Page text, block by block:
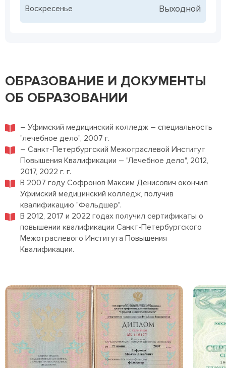
Воскресенье Выходной
ОБРАЗОВАНИЕ И ДОКУМЕНТЫ
ОБ ОБРАЗОВАНИИ
– Уфимский медицинский колледж – специальность
"лечебное дело", 2007 г.
– Санкт-Петербургский Межотраслевой Институт
Повышения Квалификации – "Лечебное дело", 2012,
2017, 2022 г. г.
В 2007 году Софронов Максим Денисович окончил
Уфимский медицинский колледж, получив
квалификацию "Фельдшер".
В 2012, 2017 и 2022 годах получил сертификаты о
повышении квалификации Санкт-Петербургского
Межотраслевого Института Повышения
Квалификации.